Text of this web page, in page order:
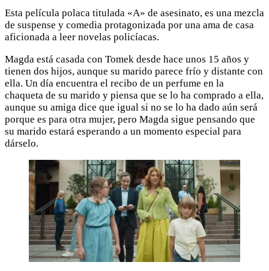
Esta película polaca titulada «A» de asesinato, es una mezcla
de suspense y comedia protagonizada por una ama de casa
aficionada a leer novelas policíacas.
Magda está casada con Tomek desde hace unos 15 años y
tienen dos hijos, aunque su marido parece frío y distante con
ella. Un día encuentra el recibo de un perfume en la
chaqueta de su marido y piensa que se lo ha comprado a ella,
aunque su amiga dice que igual si no se lo ha dado aún será
porque es para otra mujer, pero Magda sigue pensando que
su marido estará esperando a un momento especial para
dárselo.